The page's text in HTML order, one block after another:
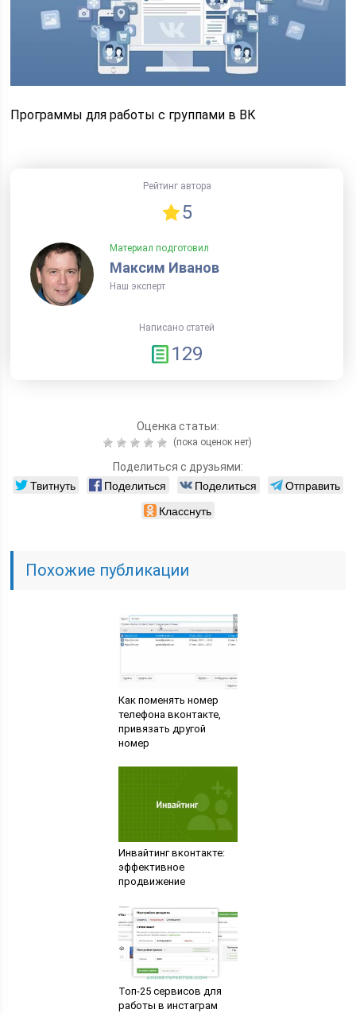
Программы для работы с группами в ВК
Рейтинг автора
5
Материал подготовил
Максим Иванов
Наш эксперт
Написано статей
129
Оценка статьи:
(пока оценок нет)
Поделиться с друзьями:
Твитнуть Поделиться Поделиться
Отправить
Класснуть
Похожие публикации
Как поменять номер
телефона вконтакте,
привязать другой
номер
Инвайтинг вконтакте:
эффективное
продвижение
Топ-25 сервисов для
работы в инстаграм